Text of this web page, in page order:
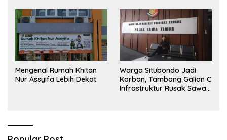
Mengenal Rumah Khitan
Nur Assyifa Lebih Dekat
Warga Situbondo Jadi
Korban, Tambang Galian C
Infrastruktur Rusak Sawah